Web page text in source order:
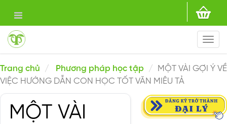
Trang chủ Phương pháp học tập
MỘT VÀI GỢI Ý VỀ
VIỆC HƯỚNG DẪN CON HỌC TỐT VĂN MIÊU TẢ
MỘT VÀI